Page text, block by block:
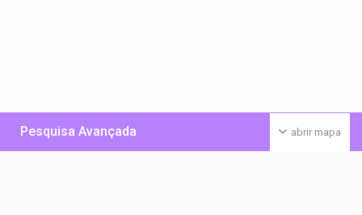
abrir mapa
Pesquisa Avançada